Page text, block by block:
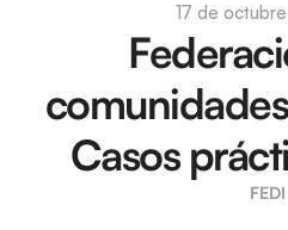
17 de
Casos
FEDI